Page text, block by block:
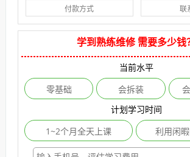
付款方式 联
学到熟练维修 需要多少钱
当前水平
零基础
会拆装
计划学习时间
1~2个月全天上课
利用闲